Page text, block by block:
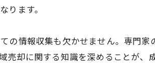
ります。
の情報収集も欠かせません。専門
却に関する知識を深めることが、